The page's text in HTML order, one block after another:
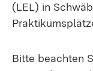
(LEL) in
Bitte beachten